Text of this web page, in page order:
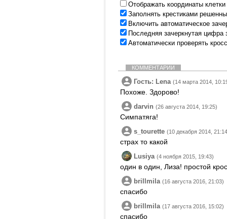
Отображать координаты
Заполнять крестиками
Включить автоматическое
Последняя зачеркнутая цифра
Автоматически проверять
КОММЕНТАРИИ
Гость: Lena (14 марта 2014,
Похоже. Здорово!
darvin (26 августа 2014, 19:25)
Симпатяга!
s_tourette (10 декабря 2014,
страх то какой
Lusiya (4 ноября 2015, 19:43)
один в один, Лиза! простой
brillmila (16 августа 2016, 21:03)
спасибо
brillmila (17 августа 2016, 15:02)
спасибо